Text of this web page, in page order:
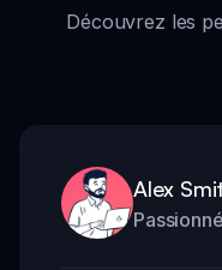
Découvrez les
Alex